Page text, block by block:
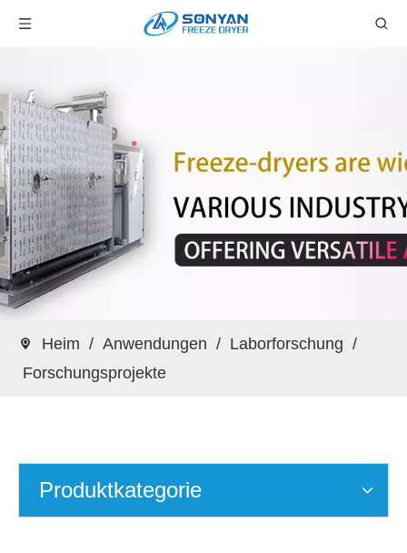
Heim / Anwendungen / Laborforschung /
Forschungsprojekte
Produktkategorie